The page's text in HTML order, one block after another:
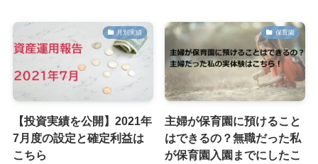
月別実績
【投資実績を公開】2021年
7月度の設定と確定利益は
こちら
保育園
主婦が保育園に預けること
はできるの？無職だった私
が保育園入園までにしたこ